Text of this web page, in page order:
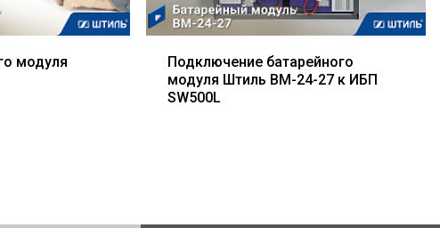
модуля
Подключение батарейного
модуля Штиль BM-24-27 к ИБП
SW500L